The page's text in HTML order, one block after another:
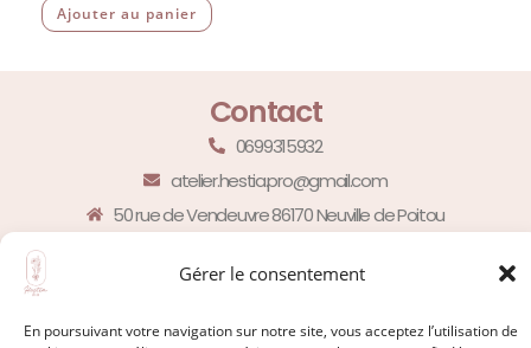
Gérer le consentement
En poursuivant votre navigation sur notre site, vous acceptez l’utilisation de
Ajouter au panier
Contact
0699315932
atelier.hestia.pro@gmail.com
50 rue de Vendeuvre 86170 Neuville de Poitou
Liens utiles
Contact